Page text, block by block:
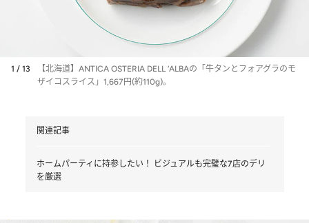
1 / 13
【北海道】ANTICA OSTERIA DELL ‘ALBAの「牛タンとフォアグラのモ
ザイコスライス」1,667円(約110g)。
関連記事
ホームパーティに持参したい！ ビジュアルも完璧な7店のデリ
を厳選